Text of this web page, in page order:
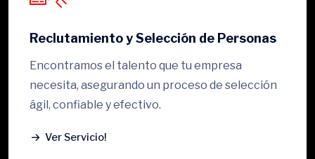
Reclutamiento y Selección de Personas
Encontramos el talento que tu empresa
necesita, asegurando un proceso de selección
ágil, confiable y efectivo.
Ver Servicio!